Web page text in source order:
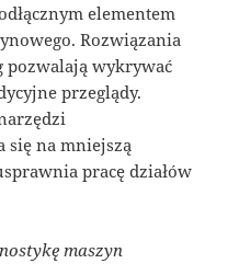
elementem
Rozwiązania
wykrywać
przeglądy.
się na mniejszą
pracę działów
maszyn